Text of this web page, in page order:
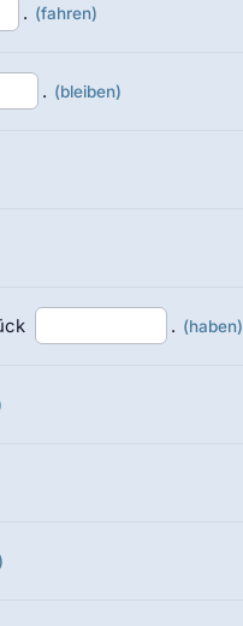
. (fahren)
. (bleiben)
. (haben)